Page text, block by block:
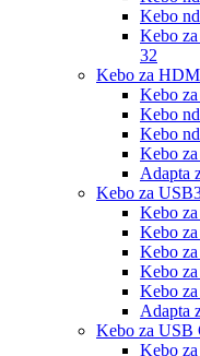
Kebo
Kebo
32
Kebo za
Kebo
Kebo
Kebo
Kebo
Adapta
Kebo za
Kebo
Kebo
Kebo
Kebo
Kebo
Adapta
Kebo za USB
Kebo